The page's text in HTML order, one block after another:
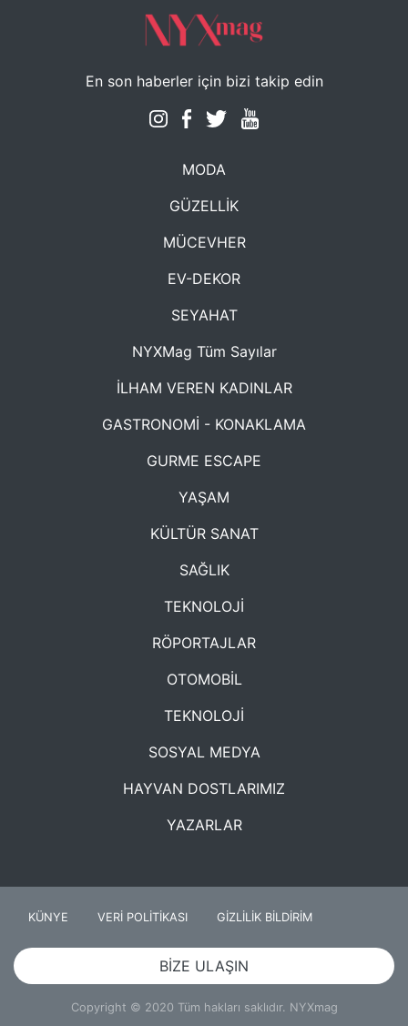
En son haberler için bizi takip edin
MODA
GÜZELLİK
MÜCEVHER
EV-DEKOR
SEYAHAT
NYXMag Tüm Sayılar
İLHAM VEREN KADINLAR
GASTRONOMİ - KONAKLAMA
GURME ESCAPE
YAŞAM
KÜLTÜR SANAT
SAĞLIK
TEKNOLOJİ
RÖPORTAJLAR
OTOMOBİL
TEKNOLOJİ
SOSYAL MEDYA
HAYVAN DOSTLARIMIZ
YAZARLAR
KÜNYE VERİ POLİTİKASI GİZLİLİK BİLDİRİM
BİZE ULAŞIN
Copyright © 2020 Tüm hakları saklıdır. NYXmag